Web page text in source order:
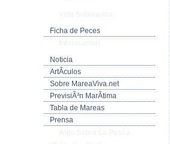
Ficha de Peces
Noticia
ArtÃ­culos
Sobre MareaViva.net
PrevisiÃ³n MarÃ­tima
Tabla de Mareas
Prensa